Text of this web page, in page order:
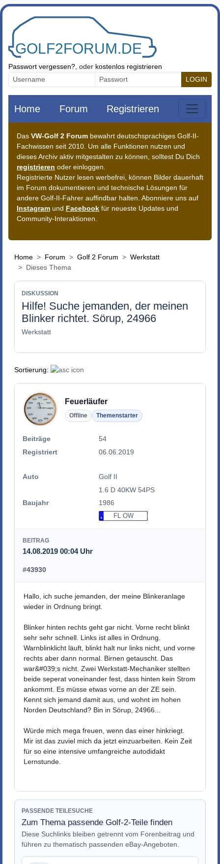
Zum Inhalt springen
Passwort vergessen? , oder kostenlos registrieren
LOGIN
Home Forum Registrieren
Das VW-Golf 2 Forum bewahrt deutschsprachiges Golf-II-
Fachwissen seit 2010. Um alle Funktionen nutzen und
dieses Archiv aktiv mitgestalten zu können, solltest Du Dich
registrieren oder einloggen.
Registrierte Nutzer lesen werbefrei, können Bilder dauerhaft
im Forum dokumentieren und technische Lösungen für
andere Golf-II-Fahrer auffindbar halten. Abonniere uns auf
Instagram und Facebook für neueste Updates und
Community-Interaktionen.
Home Forum Golf 2 Forum
Werkstatt
Dieses Thema
DISKUSSION
Hilfe! Suche jemanden, der meinen
Blinker richtet. Sörup, 24966
Werkstatt
Sortierung:
Feuerläufer
Offline Themenstarter
Beiträge
54
Registriert
06.06.2019
Auto
Golf II
1.6 D 40KW 54PS
Baujahr
1986
FL OW
BEITRAG
14.08.2019 00:04 Uhr
#43930
Hallo, ich suche jemanden, der meine Blinkeranlage
wieder in Ordnung bringt.
Blinker hinten rechts geht gar nicht. Vorne recht blinkt
sehr sehr schnell. Links ist alles in Ordnung.
Warnblinklicht läuft, blinkt halt nur links nicht, und vorne
rechts aber dann normal. Birnen getauscht. Das
war&#039;s nicht. Zwei Werkstatt-Mechaniker stellten
beide seperat voneinander fest, dass hinten kein Strom
ankommt. Es müsse etwas vorne an der ZE sein.
Kennt sich jemand damit aus, und wohnt im hohen
Norden Deutschland? Bin in Sörup, 24966...
Würde mich mega freuen, wenn das einer hinkriegt.
Mir ist das zuviel mich da jetzt einzuarbeiten. Kein Zeit
für so eine intensive umfangreiche autodidakt
Lernstunde.
PASSENDE TEILESUCHE
Zum Thema passende Golf-2-Teile finden
Diese Suchlinks bleiben getrennt vom Forenbeitrag und
führen zu thematisch passenden eBay-Angeboten.